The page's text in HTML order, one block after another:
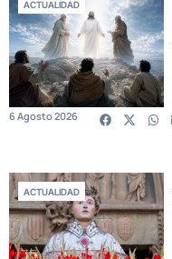
ACTUALIDAD
6 Agosto 2026
ACTUALIDAD